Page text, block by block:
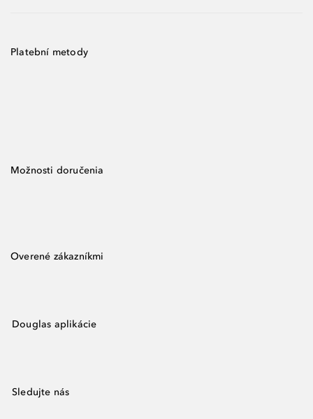
Platební metody
Možnosti doručenia
Overené zákazníkmi
Douglas aplikácie
Sledujte nás